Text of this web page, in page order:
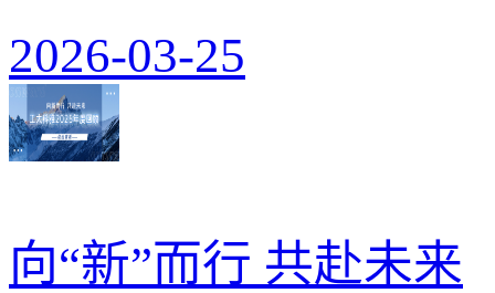
2026-03-25
向“新”而行 共赴未来